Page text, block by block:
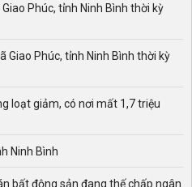
Phúc, tỉnh Ninh Bình thời kỳ
Giao Phúc, tỉnh Ninh Bình thời kỳ
loạt giảm, có nơi mất 1,7 triệu
Ninh Bình
bất động sản đang thế chấp ngân